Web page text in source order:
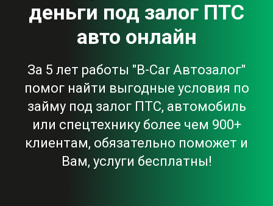
деньги под залог ПТС
авто онлайн
За 5 лет работы "B-Car Автозалог"
помог найти выгодные условия по
займу под залог ПТС, автомобиль
или спецтехнику более чем 900+
клиентам, обязательно поможет и
Вам, услуги бесплатны!